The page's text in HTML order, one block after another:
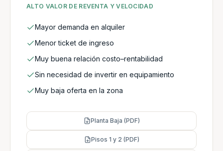
ALTO VALOR DE REVENTA Y VELOCIDAD
Mayor demanda en alquiler
Menor ticket de ingreso
Muy buena relación costo–rentabilidad
Sin necesidad de invertir en equipamiento
Muy baja oferta en la zona
Planta Baja (PDF)
Pisos 1 y 2 (PDF)